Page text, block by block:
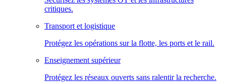
critiques.
Transport et logistique
Protégez les opérations sur la flotte, les ports et le rail.
Enseignement supérieur
Protégez les réseaux ouverts sans ralentir la recherche.